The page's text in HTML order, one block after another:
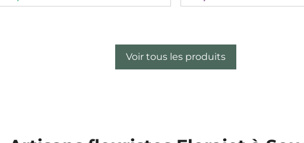
Voir tous les produits